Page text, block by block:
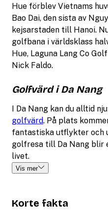
Hue förblev Vietnams
Bao Dai, den sista av
kejsarstaden till Hanoi.
golfbana i världsklass
Hue, Laguna Lang Co
Nick Faldo.
Golfvärd i Da Nang
I Da Nang kan du alltid
golfvärd. På plats
fantastiska utflykter och
golfresa till Da Nang blir
livet.
Vis mer
Korte fakta